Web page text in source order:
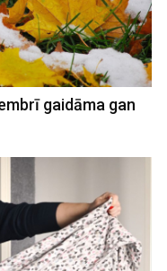
gaidāma gan